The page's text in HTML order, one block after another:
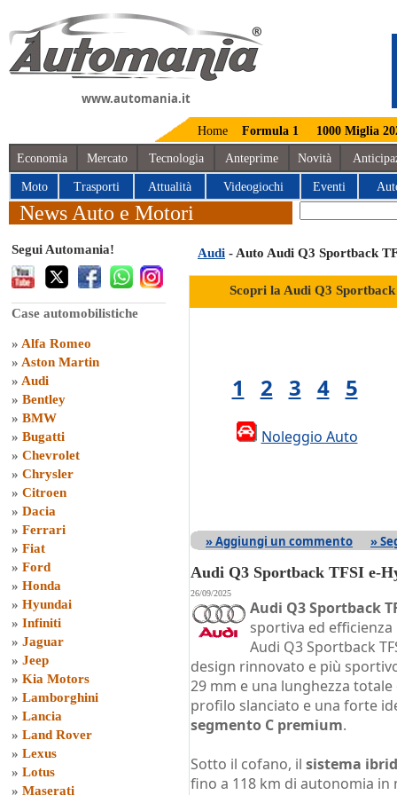
www.automania.it
Home Formula 1 1000 Miglia
Economia Mercato Tecnologia Anteprime Novità
Moto Trasporti Attualità Videogiochi Eventi
News Auto e Motori
Segui Automania!
Case automobilistiche
» Alfa Romeo
» Aston Martin
» Audi
» Bentley
» BMW
» Bugatti
» Chevrolet
» Chrysler
» Citroen
» Dacia
» Ferrari
» Fiat
» Ford
» Honda
» Hyundai
» Infiniti
» Jaguar
» Jeep
» Kia Motors
» Lamborghini
» Lancia
» Land Rover
» Lexus
» Lotus
» Maserati
Audi - Auto Audi Q3 Sportback
Scopri la Audi Q3
1 2 3 4 5
Noleggio Auto
» Aggiungi un commento »
Audi Q3 Sportback TFSI e-
26/09/2025
Audi Q3 Sportback
sportiva ed
Audi Q3 Sportback
design rinnovato e più
29 mm e una lunghezza
profilo slanciato e una forte
segmento C premium.
Sotto il cofano, il sistema
fino a 118 km di autonomia